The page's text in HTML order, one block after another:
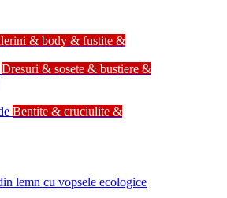
& body & fustite &
Dresuri & sosete & bustiere &
Bentite & cruciulite &
lemn cu vopsele ecologice